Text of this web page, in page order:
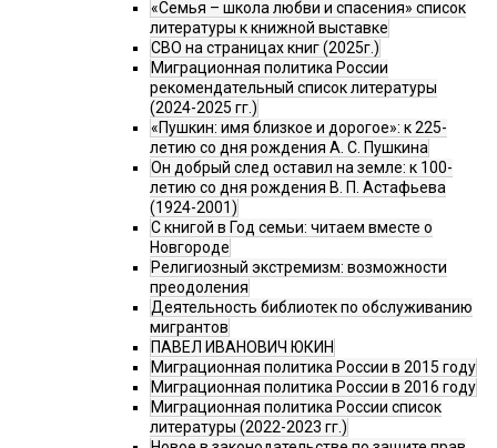
«Семья – школа любви и спасения» список
литературы к книжной выставке
СВО на страницах книг (2025г.)
Миграционная политика России
рекомендательный список литературы
(2024-2025 гг.)
«Пушкин: имя близкое и дорогое»: к 225-
летию со дня рождения А. С. Пушкина
Он добрый след оставил на земле: к 100-
летию со дня рождения В. П. Астафьева
(1924-2001)
С книгой в Год семьи: читаем вместе о
Новгороде
Религиозный экстремизм: возможности
преодоления
Деятельность библиотек по обслуживанию
мигрантов
ПАВЕЛ ИВАНОВИЧ ЮКИН
Миграционная политика России в 2015 году
Миграционная политика России в 2016 году
Миграционная политика России список
литературы (2022-2023 гг.)